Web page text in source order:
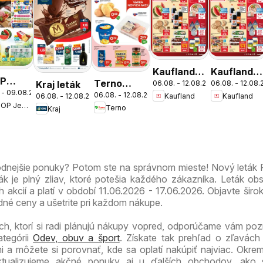
09.08.2026
COOP Jednota
Kraj leták
06.08. - 12.08.2026
Kraj
Terno
leták
06.08. - 12.08.2026
Terno
Kaufland
Bratislava-
Nové
06.08. - 12.08.2026
Kaufland
Kaufland
Bratislava-
Petržalka
06.08. -
Kaufland
ponuky? Potom ste na správnom mieste! Nový leták
je plný zliav, ktoré potešia každého zákazníka. Leták
akcií a platí v období 11.06.2026 - 17.06.2026. Objavte
ceny a ušetrite pri každom nákupe.
ktorí si radi plánujú nákupy vopred, odporúčame vám
Odev, obuv a šport. Získate tak prehľad o zľavách
a môžete si porovnať, kde sa oplatí nakúpiť najviac.